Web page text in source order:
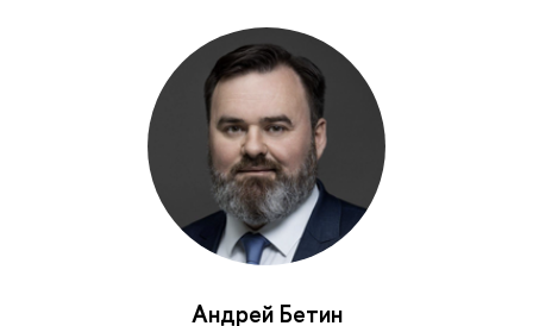
Андрей Бетин